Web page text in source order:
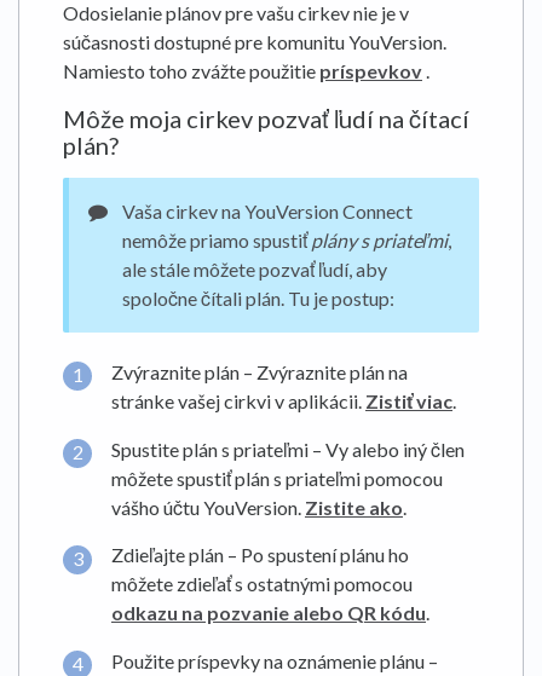
Odosielanie plánov pre vašu cirkev nie je v
súčasnosti dostupné pre komunitu YouVersion.
Namiesto toho zvážte použitie príspevkov.
Môže moja cirkev pozvať ľudí na čítací
plán?
Vaša cirkev na YouVersion Connect
nemôže priamo spustiťplány s priateľmi,
ale stále môžete pozvať ľudí, aby
spoločne čítali plán. Tu je postup:
Zvýraznite plán – Zvýraznite plán na
stránke vašej cirkvi v aplikácii. Zistiť viac.
Spustite plán s priateľmi – Vy alebo iný člen
môžete spustiť plán s priateľmi pomocou
vášho účtu YouVersion. Zistite ako.
Zdieľajte plán – Po spustení plánu ho
môžete zdieľať s ostatnými pomocou
odkazu na pozvanie alebo QR kódu.
Použite príspevky na oznámenie plánu –